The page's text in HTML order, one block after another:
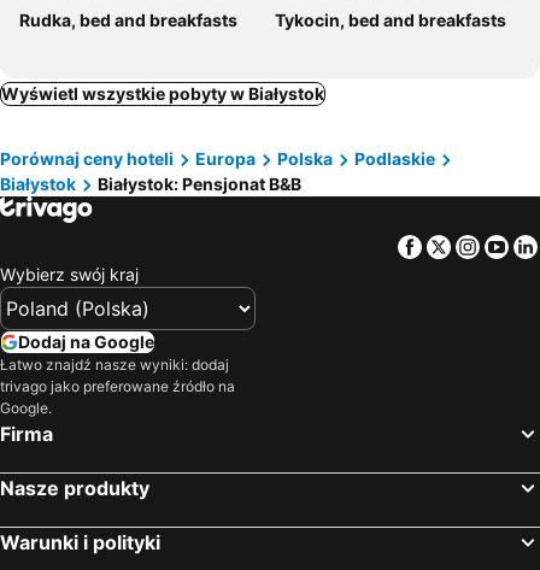
Rudka, bed and breakfasts
Tykocin, bed and breakfasts
Wyświetl wszystkie pobyty w Białystok
Porównaj ceny hoteli Europa Polska
Podlaskie
Białystok
Białystok: Pensjonat B&B
Facebook
Twitter
Wybierz swój kraj
Dodaj na Google
Łatwo znajdź nasze wyniki: dodaj
trivago jako preferowane źródło na
Google.
Firma
Nasze produkty
Warunki i polityki